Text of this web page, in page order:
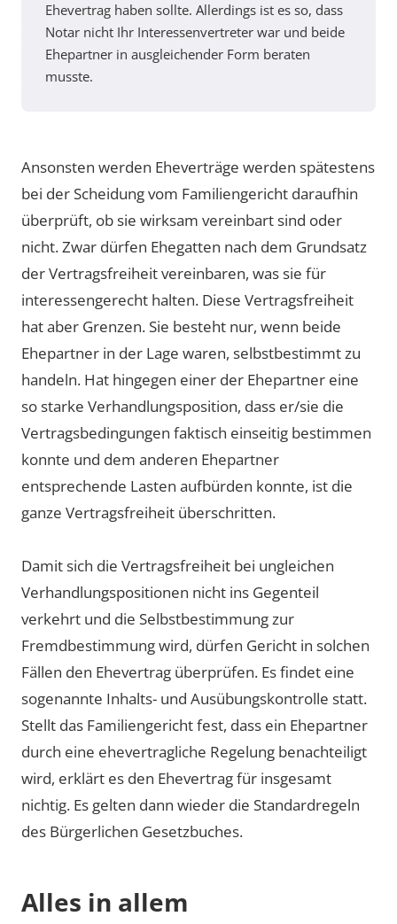
Ehevertrag haben sollte. Allerdings ist es so, dass
Notar nicht Ihr Interessenvertreter war und beide
Ehepartner in ausgleichender Form beraten
musste.
Ansonsten werden Eheverträge werden spätestens
bei der Scheidung vom Familiengericht daraufhin
überprüft, ob sie wirksam vereinbart sind oder
nicht. Zwar dürfen Ehegatten nach dem Grundsatz
der Vertragsfreiheit vereinbaren, was sie für
interessengerecht halten. Diese Vertragsfreiheit
hat aber Grenzen. Sie besteht nur, wenn beide
Ehepartner in der Lage waren, selbstbestimmt zu
handeln. Hat hingegen einer der Ehepartner eine
so starke Verhandlungsposition, dass er/sie die
Vertragsbedingungen faktisch einseitig bestimmen
konnte und dem anderen Ehepartner
entsprechende Lasten aufbürden konnte, ist die
ganze Vertragsfreiheit überschritten.
Damit sich die Vertragsfreiheit bei ungleichen
Verhandlungspositionen nicht ins Gegenteil
verkehrt und die Selbstbestimmung zur
Fremdbestimmung wird, dürfen Gericht in solchen
Fällen den Ehevertrag überprüfen. Es findet eine
sogenannte Inhalts- und Ausübungskontrolle statt.
Stellt das Familiengericht fest, dass ein Ehepartner
durch eine ehevertragliche Regelung benachteiligt
wird, erklärt es den Ehevertrag für insgesamt
nichtig. Es gelten dann wieder die Standardregeln
des Bürgerlichen Gesetzbuches.
Alles in allem